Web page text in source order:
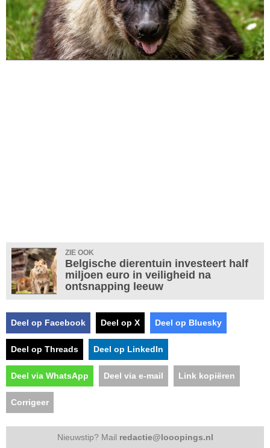
ZIE OOK
Belgische dierentuin investeert half
miljoen euro in veiligheid na
ontsnapping leeuw
Deel op Facebook Deel op X Deel op Bluesky
Deel op Threads Deel op LinkedIn
Deel via WhatsApp Deel via e-mail Link kopiëren
Corrigeer
Nieuwstip? Mail redactie@looopings.nl